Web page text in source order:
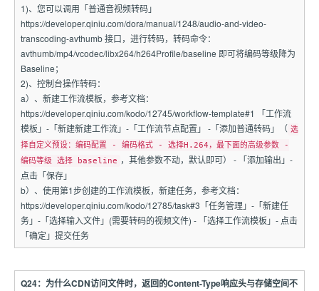
1)、您可以调用「普通音视频转码」
https://developer.qiniu.com/dora/manual/1248/audio-and-video-
transcoding-avthumb 接口，进行转码，转码命令：
avthumb/mp4/vcodec/libx264/h264Profile/baseline 即可将编码等级降为
Baseline；
2)、控制台操作转码：
a）、新建工作流模板，参考文档：
https://developer.qiniu.com/kodo/12745/workflow-template#1 「工作流
模板」-「新建新建工作流」-「工作流节点配置」 -「添加普通转码」（ 选
择自定义预设：编码配置 - 编码格式 - 选择H.264，最下面的高级参数 -
编码等级 选择 baseline ，其他参数不动，默认即可） - 「添加输出」-
点击「保存」
b）、使用第1步创建的工作流模板，新建任务，参考文档：
https://developer.qiniu.com/kodo/12785/task#3「任务管理」-「新建任
务」-「选择输入文件」(需要转码的视频文件) - 「选择工作流模板」- 点击
「确定」提交任务
Q24：为什么CDN访问文件时，返回的Content-Type响应头与存储空间不